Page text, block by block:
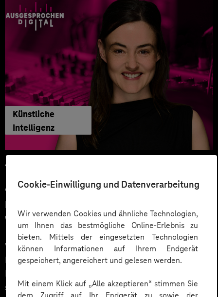
Cookie-Einwilligung und Datenverarbeitung
Wir verwenden Cookies und ähnliche Technologien,
um Ihnen das bestmögliche Online-Erlebnis zu
bieten. Mittels der eingesetzten Technologien
können Informationen auf Ihrem Endgerät
gespeichert, angereichert und gelesen werden.
Mit einem Klick auf „Alle akzeptieren“ stimmen Sie
Künstliche
Intelligenz
12.03.2026
Automatisiert gedacht,
menschlich gewünscht: Die
Wahrheit über KI im Kundendialog
Wie gelingt Conversational AI wirklich – jenseits von
Hype und „Magic Button“? Im Podcast erklärt Dr.
Laura Dreessen, warum erfolgreiche KI‑Dialogsysteme
strategische Beratung, gutes UX‑Design, klare